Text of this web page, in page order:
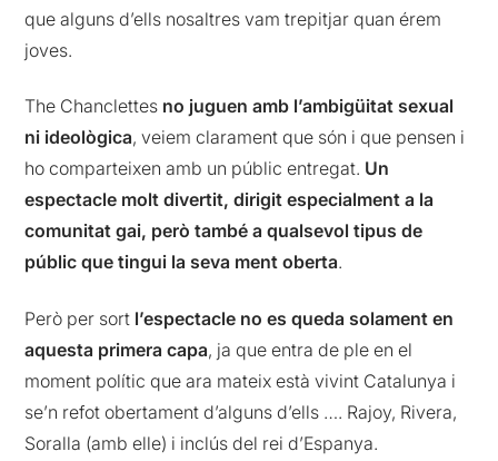
que alguns d’ells nosaltres vam trepitjar quan érem
joves.
The Chanclettes no juguen amb l’ambigüitat sexual
ni ideològica, veiem clarament que són i que pensen i
ho comparteixen amb un públic entregat. Un
espectacle molt divertit, dirigit especialment a la
comunitat gai, però també a qualsevol tipus de
públic que tingui la seva ment oberta.
Però per sort l’espectacle no es queda solament en
aquesta primera capa, ja que entra de ple en el
moment polític que ara mateix està vivint Catalunya i
se’n refot obertament d’alguns d’ells …. Rajoy, Rivera,
Soralla (amb elle) i inclús del rei d’Espanya.